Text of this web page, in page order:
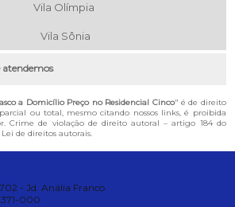
Vila Olímpia
Vila Sônia
atendemos
a Domicílio Preço no Residencial Cinco" é de direito
ou total, mesmo citando nossos links, é proibida
Crime de violação de direito autoral – artigo 184 do
Lei de direitos autorais.
- Jd. Anália Franco
000